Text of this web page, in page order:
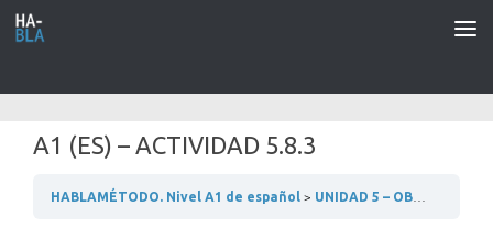
Saltar al contenido
A1 (ES) – ACTIVIDAD 5.8.3
HABLAMÉTODO. Nivel A1 de español UNIDAD 5 – OBJETOS Y ACCIONES COTIDIANAS